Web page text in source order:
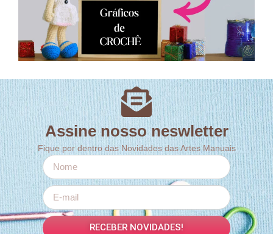
Assine nosso neswletter
Fique por dentro das Novidades das Artes Manuais
RECEBER NOVIDADES!